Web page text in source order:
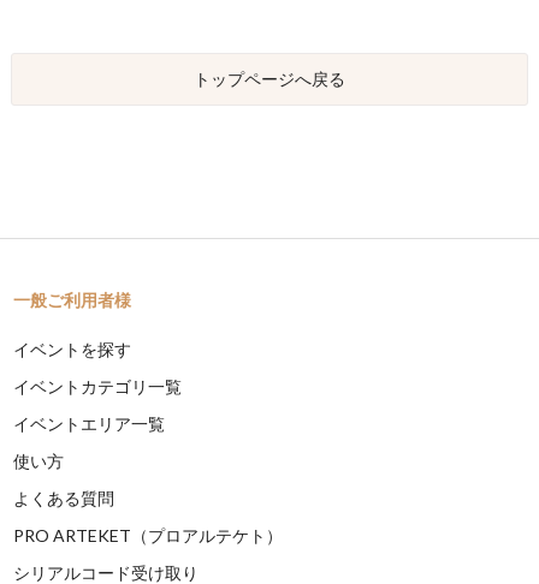
トップページへ戻る
一般ご利用者様
イベントを探す
イベントカテゴリ一覧
イベントエリア一覧
使い方
よくある質問
PRO ARTEKET（プロアルテケト）
シリアルコード受け取り